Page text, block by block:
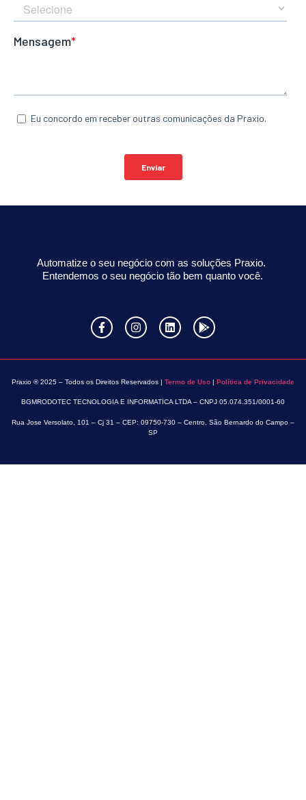
Automatize o seu negócio com as soluções Praxio.
Entendemos o seu negócio tão bem quanto você.
Praxio ® 2025 – Todos os Direitos Reservados | Termo de Uso | Política de Privacidade
BGMRODOTEC TECNOLOGIA E INFORMATICA LTDA – CNPJ 05.074.351/0001-60
Rua Jose Versolato, 101 – Cj 31 – CEP: 09750-730 – Centro, São Bernardo do Campo –
SP